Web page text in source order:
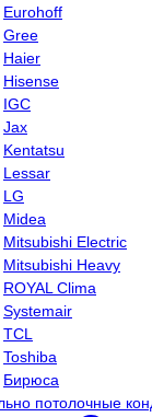
Eurohoff
Gree
Haier
Hisense
IGC
Jax
Kentatsu
Lessar
LG
Midea
Mitsubishi Electric
Mitsubishi Heavy
ROYAL Clima
Systemair
TCL
Toshiba
Бирюса
потолочные